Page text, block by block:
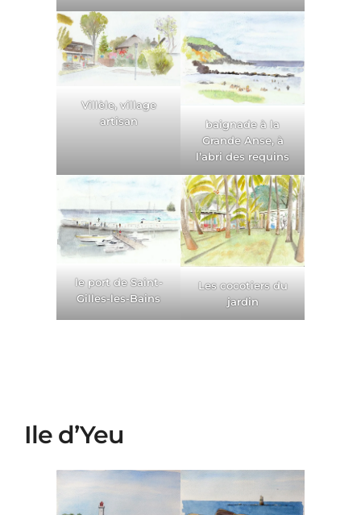
Villèle, village
artisan
baignade à la
Grande Anse, à
l’abri des requins
le port de Saint-
Gilles-les-Bains
Les cocotiers du
jardin
Ile d’Yeu